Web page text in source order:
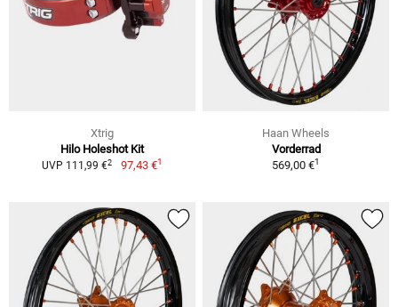
Xtrig
Hilo Holeshot Kit
UVP 111,99 €2 97,43 €1
Haan Wheels
Vorderrad
569,00 €1